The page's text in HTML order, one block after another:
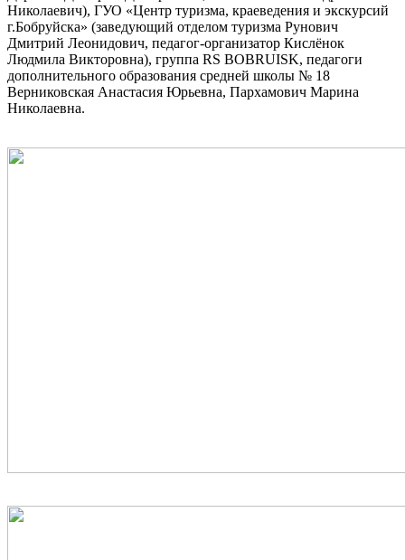
Николаевич), ГУО «Центр туризма, краеведения и экскурсий
г.Бобруйска» (заведующий отделом туризма Рунович
Дмитрий Леонидович, педагог-организатор Кислёнок
Людмила Викторовна), группа RS BOBRUISK, педагоги
дополнительного образования средней школы № 18
Верниковская Анастасия Юрьевна, Пархамович Марина
Николаевна.